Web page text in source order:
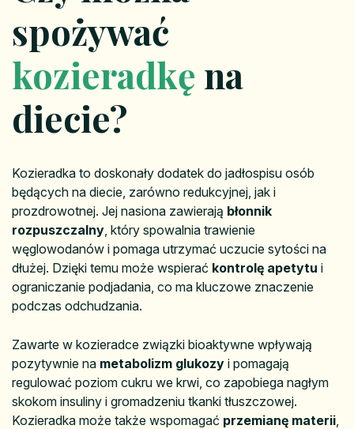
spożywać
kozieradkę na
diecie?
Kozieradka to doskonały dodatek do jadłospisu osób
będących na diecie, zarówno redukcyjnej, jak i
prozdrowotnej. Jej nasiona zawierają błonnik
rozpuszczalny , który spowalnia trawienie
węglowodanów i pomaga utrzymać uczucie sytości na
dłużej. Dzięki temu może wspierać kontrolę apetytu i
ograniczanie podjadania, co ma kluczowe znaczenie
podczas odchudzania.
Zawarte w kozieradce związki bioaktywne wpływają
pozytywnie na metabolizm glukozy i pomagają
regulować poziom cukru we krwi, co zapobiega nagłym
skokom insuliny i gromadzeniu tkanki tłuszczowej.
Kozieradka może także wspomagać przemianę materii